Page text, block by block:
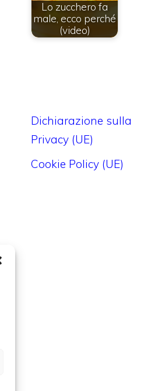
Lo zucchero fa
male, ecco perché
(video)
Dichiarazione sulla
Privacy (UE)
Cookie Policy (UE)